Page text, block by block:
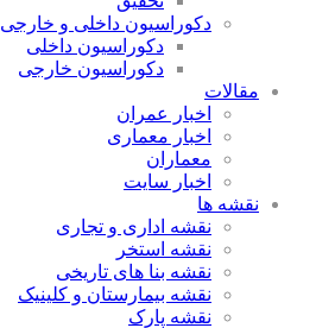
دکوراسیون داخلی و خارجی
دکوراسیون داخلی
دکوراسیون خارجی
مقالات
اخبار عمران
اخبار معماری
معماران
اخبار سایت
نقشه ها
نقشه اداری و تجاری
نقشه استخر
نقشه بنا های تاریخی
نقشه بیمارستان و کلینیک
نقشه پارک